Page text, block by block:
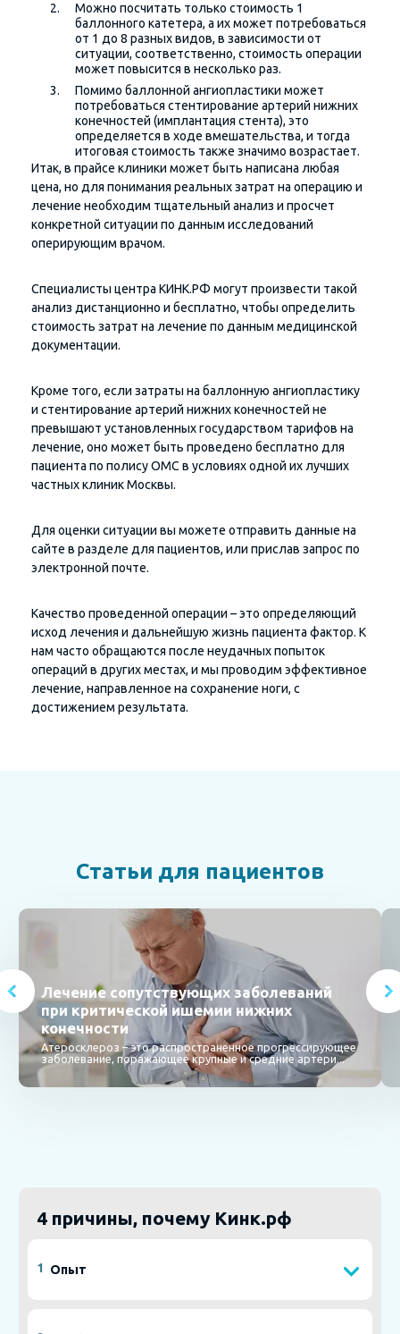
Можно посчитать только стоимость 1
баллонного катетера, а их может потребоваться
от 1 до 8 разных видов, в зависимости от
ситуации, соответственно, стоимость операции
может повысится в несколько раз.
Помимо баллонной ангиопластики может
потребоваться стентирование артерий нижних
конечностей (имплантация стента), это
определяется в ходе вмешательства, и тогда
итоговая стоимость также значимо возрастает.
Итак, в прайсе клиники может быть написана любая
цена, но для понимания реальных затрат на операцию и
лечение необходим тщательный анализ и просчет
конкретной ситуации по данным исследований
оперирующим врачом.
Специалисты центра КИНК.РФ могут произвести такой
анализ дистанционно и бесплатно, чтобы определить
стоимость затрат на лечение по данным медицинской
документации.
Кроме того, если затраты на баллонную ангиопластику
и стентирование артерий нижних конечностей не
превышают установленных государством тарифов на
лечение, оно может быть проведено бесплатно для
пациента по полису ОМС в условиях одной их лучших
частных клиник Москвы.
Для оценки ситуации вы можете отправить данные на
сайте в разделе для пациентов, или прислав запрос по
электронной почте.
Качество проведенной операции – это определяющий
исход лечения и дальнейшую жизнь пациента фактор. К
нам часто обращаются после неудачных попыток
операций в других местах, и мы проводим эффективное
лечение, направленное на сохранение ноги, с
достижением результата.
Статьи для пациентов
Лечение сопутствующих заболеваний
при критической ишемии нижних
конечности
Атеросклероз – это распространенное прогрессирующее
заболевание, поражающее крупные и средние артери...
4 причины, почему Кинк.рф
1 Опыт